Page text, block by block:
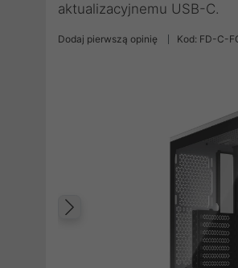
aktualizacyjnemu USB-C.
Dodaj pierwszą opinię Kod: FD-C-
Poprzedni